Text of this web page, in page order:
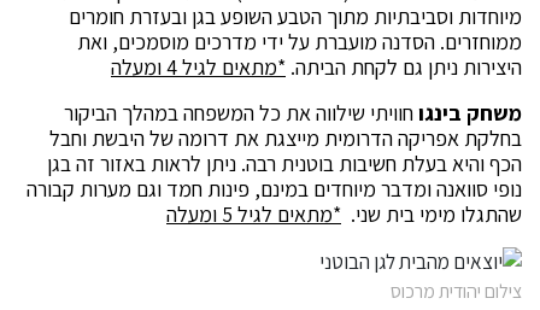
מיוחדות וסביבתיות מתוך הטבע השופע בגן ובעזרת חומרים
ממוחזרים. הסדנה מועברת על ידי מדרכים מוסמכים, ואת
היצירות ניתן גם לקחת הביתה. *מתאים לגיל 4 ומעלה
משחק בינגוחוויתי שילווה את כל המשפחה במהלך הביקור
בחלקת אפריקה הדרומית מייצגת את דרומה של היבשת וחבל
הכף והיא בעלת חשיבות בוטנית רבה. ניתן לראות באזור זה בגן
נופי סוואנה ומדבר מיוחדים במינם, פינות חמד וגם מערות קבורה
שהתגלו מימי בית שני. *מתאים לגיל 5 ומעלה
צילום יהודית מרכוס